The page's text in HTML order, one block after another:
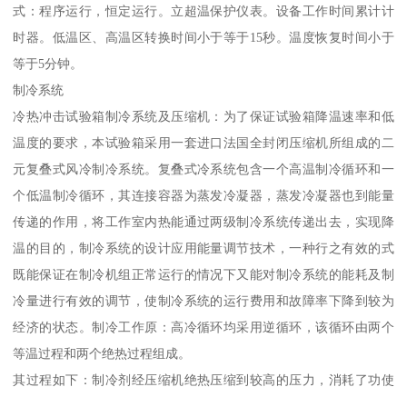
式：程序运行，恒定运行。立超温保护仪表。设备工作时间累计计
时器。低温区、高温区转换时间小于等于15秒。温度恢复时间小于
等于5分钟。
制冷系统
冷热冲击试验箱制冷系统及压缩机：为了保证试验箱降温速率和低
温度的要求，本试验箱采用一套进口法国全封闭压缩机所组成的二
元复叠式风冷制冷系统。复叠式冷系统包含一个高温制冷循环和一
个低温制冷循环，其连接容器为蒸发冷凝器，蒸发冷凝器也到能量
传递的作用，将工作室内热能通过两级制冷系统传递出去，实现降
温的目的，制冷系统的设计应用能量调节技术，一种行之有效的式
既能保证在制冷机组正常运行的情况下又能对制冷系统的能耗及制
冷量进行有效的调节，使制冷系统的运行费用和故障率下降到较为
经济的状态。制冷工作原：高冷循环均采用逆循环，该循环由两个
等温过程和两个绝热过程组成。
其过程如下：制冷剂经压缩机绝热压缩到较高的压力，消耗了功使